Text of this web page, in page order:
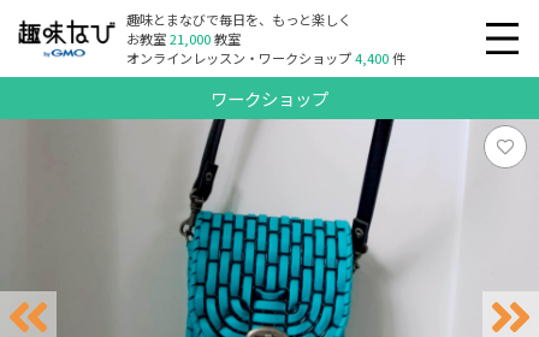
趣味とまなびで毎日を、もっと楽しく
お教室21,000教室
オンラインレッスン・ワークショップ4,400件
ワークショップ